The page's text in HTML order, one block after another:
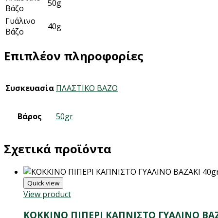
Βάζο
50g
Γυάλινο
Βάζο
40g
Επιπλέον πληροφορίες
Συσκευασία ΠΛΑΣΤΙΚΟ ΒΑΖΟ
Βάρος 50gr
Σχετικά προϊόντα
Quick view
View product
ΚΟΚΚΙΝΟ ΠΙΠΕΡΙ ΚΑΠΝΙΣΤΟ ΓΥΑΛΙΝΟ